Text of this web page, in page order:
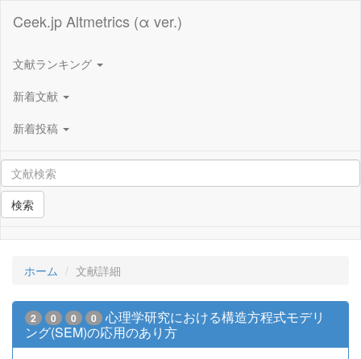
Ceek.jp Altmetrics (α ver.)
文献ランキング
新着文献
新着投稿
検索
ホーム 文献詳細
2 0 0 0
心理学研究における構造方程式モデリ
ング(SEM)の応用のあり方